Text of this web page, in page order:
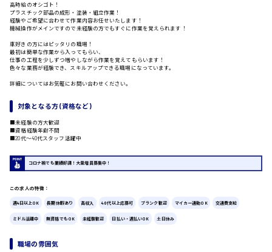
製造・軽作業・物流系
組立、加工
軽作業
介護・医療系
広島市中区
時給1200円～
高時給のオシゴト！
プラスチック部品の成形・塗装・組立作業！
経験やご希望に合わせて作業内容お任せいたします！
機械操作がメインですので未経験の方でもすぐに作業を覚えられます！
車好きの方にはピッタリの職場！
最初は簡単な作業から入ってもらい、
仕事の工程を少しずつ増やしながら作業を覚えてもらいます！
色々な業務が経験でき、スキルアップできる職場になっています。
詳細についてはお気軽にお問い合わせください。
対象となる方 (資格など)
■未経験の方大歓迎
■資格経験年齢不問
■20代〜40代スタッフ活躍中
コロナ禍でも業績好調！大量増員募集中！
この求人の特徴：
週4日以上OK 長期休暇あり 高収入 40代以上応募可 ブランク歓迎 マイカー通勤OK 交通費支給
ミドル活躍中 無資格でもOK 未経験歓迎 日払い・週払いOK 土日休み
職場の雰囲気